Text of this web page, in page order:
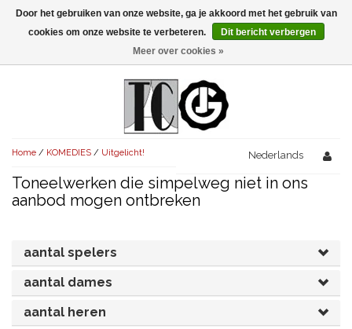
Menu
AVONDVULLEND (+75')
KORT (-30')
OVERIG (30'-75')
AVONDVULLEND (+75')
KORT (-30')
AVONDVULLEND (+75')
OVERIG (30'-75')
UITGELICHT!
SENIORENTONEEL
KORT (-30')
OVERIG (30'-75')
JUBILEUMSTUK
OVERIG
SINTERKLAASTONEEL
RECHTEN REGELEN
Home / KOMEDIES / Uitgelicht! Nederlands
Toneelwerken die simpelweg niet in ons
aanbod mogen ontbreken
aantal spelers
aantal dames
aantal heren
Door het gebruiken van onze website, ga je akkoord met het gebruik van
cookies om onze website te verbeteren.
Dit bericht verbergen
Meer over cookies »